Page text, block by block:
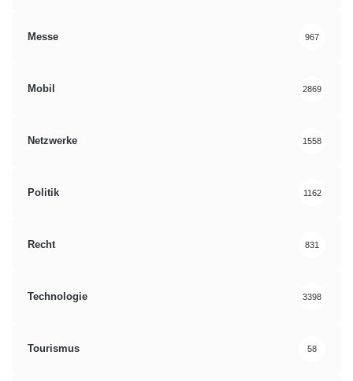
Messe 967
Mobil 2869
Netzwerke 1558
Politik 1162
Recht 831
Technologie 3398
Tourismus 58